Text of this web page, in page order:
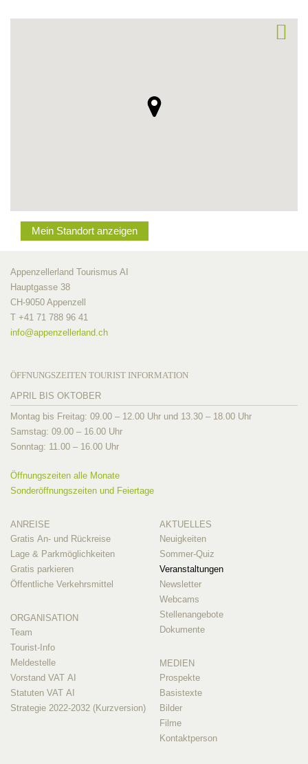
Mein Standort anzeigen
Appenzellerland Tourismus AI
Hauptgasse 38
CH-9050 Appenzell
T +41 71 788 96 41
info@appenzellerland.ch
ÖFFNUNGSZEITEN TOURIST INFORMATION
APRIL BIS OKTOBER
Montag bis Freitag: 09.00 – 12.00 Uhr und 13.30 – 18.00 Uhr
Samstag: 09.00 – 16.00 Uhr
Sonntag: 11.00 – 16.00 Uhr
Öffnungszeiten alle Monate
Sonderöffnungszeiten und Feiertage
ANREISE
Gratis An- und Rückreise
Lage & Parkmöglichkeiten
Gratis parkieren
Öffentliche Verkehrsmittel
ORGANISATION
Team
Tourist-Info
Meldestelle
Vorstand VAT AI
Statuten VAT AI
Strategie 2022-2032 (Kurzversion)
AKTUELLES
Neuigkeiten
Sommer-Quiz
Veranstaltungen
Newsletter
Webcams
Stellenangebote
Dokumente
MEDIEN
Prospekte
Basistexte
Bilder
Filme
Kontaktperson